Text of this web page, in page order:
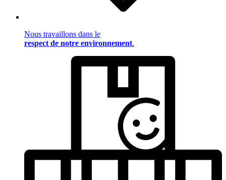
Nous travaillons dans le
respect de notre environnement.